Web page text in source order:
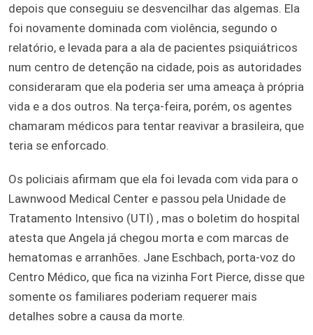
depois que conseguiu se desvencilhar das algemas. Ela
foi novamente dominada com violência, segundo o
relatório, e levada para a ala de pacientes psiquiátricos
num centro de detenção na cidade, pois as autoridades
consideraram que ela poderia ser uma ameaça à própria
vida e a dos outros. Na terça-feira, porém, os agentes
chamaram médicos para tentar reavivar a brasileira, que
teria se enforcado.
Os policiais afirmam que ela foi levada com vida para o
Lawnwood Medical Center e passou pela Unidade de
Tratamento Intensivo (UTI) , mas o boletim do hospital
atesta que Angela já chegou morta e com marcas de
hematomas e arranhões. Jane Eschbach, porta-voz do
Centro Médico, que fica na vizinha Fort Pierce, disse que
somente os familiares poderiam requerer mais
detalhes sobre a causa da morte.